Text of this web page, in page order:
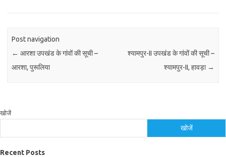
Post navigation
← आरशा उपखंड के गांवों की सूची –
आरशा, पुरूलिया
श्यामपुर-II उपखंड के गांवों की सूची –
श्यामपुर-II, हावड़ा →
खोजें
खोजें
Recent Posts